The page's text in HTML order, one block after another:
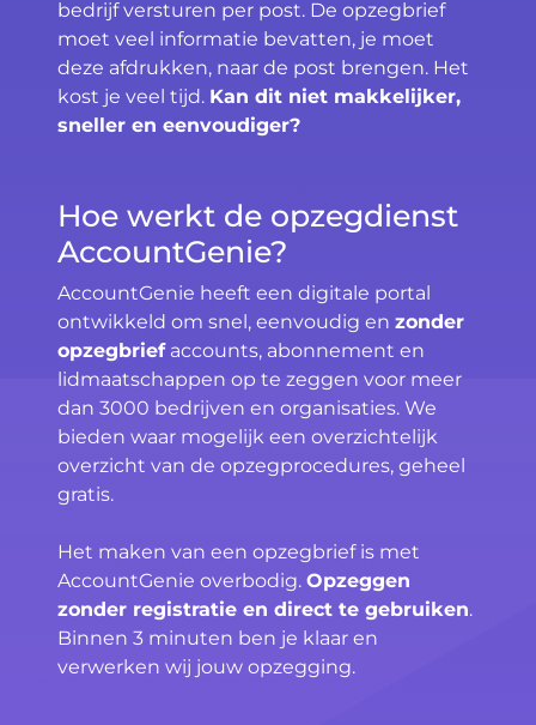
bedrijf versturen per post. De opzegbrief
moet veel informatie bevatten, je moet
deze afdrukken, naar de post brengen. Het
kost je veel tijd. Kan dit niet makkelijker,
sneller en eenvoudiger?
Hoe werkt de opzegdienst
AccountGenie?
AccountGenie heeft een digitale portal
ontwikkeld om snel, eenvoudig en zonder
opzegbriefaccounts, abonnement en
lidmaatschappen op te zeggen voor meer
dan 3000 bedrijven en organisaties. We
bieden waar mogelijk een overzichtelijk
overzicht van de opzegprocedures, geheel
gratis.
Het maken van een opzegbrief is met
AccountGenie overbodig. Opzeggen
zonder registratie en direct te gebruiken.
Binnen 3 minuten ben je klaar en
verwerken wij jouw opzegging.